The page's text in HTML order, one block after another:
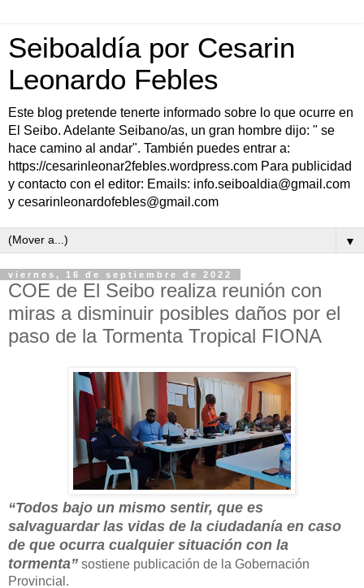
Seiboaldía por Cesarin
Leonardo Febles
Este blog pretende tenerte informado sobre lo que ocurre en
El Seibo. Adelante Seibano/as, un gran hombre dijo: " se
hace camino al andar". También puedes entrar a:
https://cesarinleonar2febles.wordpress.com Para publicidad
y contacto con el editor: Emails: info.seiboaldia@gmail.com
y cesarinleonardofebles@gmail.com
▼
viernes, 16 de septiembre de 2022
COE de El Seibo realiza reunión con
miras a disminuir posibles daños por el
paso de la Tormenta Tropical FIONA
“Todos bajo un mismo sentir, que es
salvaguardar las vidas de la ciudadanía en caso
de que ocurra cualquier situación con la
tormenta” sostiene publicación de la Gobernación
Provincial.